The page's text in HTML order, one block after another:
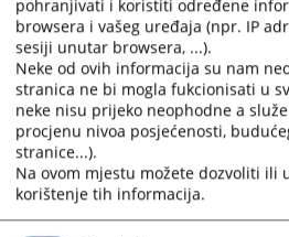
for
changing
dates.
for
changing
dates.
Pravilnik o orijentacionim
tužilaštvima u BiH
Pravilnik o orijentacionim
saradnika u sudovima u BiH
Aneks Pravilnika o vremenskim
predmetima u sudovima i
pohranjivati i koristiti određene
browsera i vašeg uređaja (npr. IP
sesiji unutar browsera, ...).
Neke od ovih informacija su nam
stranica ne bi mogla fukcionisati u
neke nisu prijeko neophodne a
procjenu nivoa posjećenosti,
stranice...).
Na ovom mjestu možete dozvoliti ili
korištenje tih informacija.